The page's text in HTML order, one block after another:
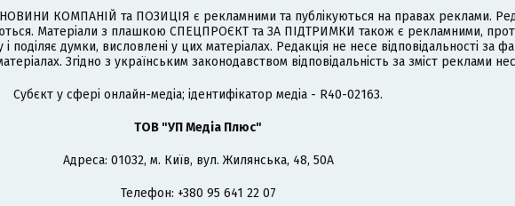
НОВИНИ КОМПАНІЙ та ПОЗИЦІЯ є рекламними та публікуються на правах реклами.
Матеріали з плашкою СПЕЦПРОЄКТ та ЗА ПІДТРИМКИ також є рекламними,
поділяє думки, висловлені у цих матеріалах. Редакція не несе відповідальності за
Згідно з українським законодавством відповідальність за зміст реклами
Cубєкт у сфері онлайн-медіа; ідентифікатор медіа - R40-02163.
ТОВ "УП Медіа Плюс"
Адреса: 01032, м. Київ, вул. Жилянська, 48, 50А
Телефон: +380 95 641 22 07